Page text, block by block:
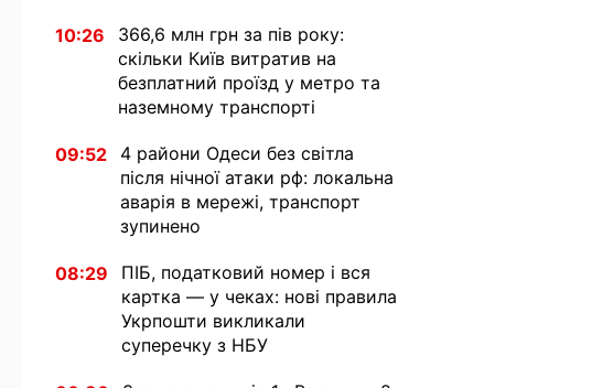
10:26
366,6 млн грн за пів року:
скільки Київ витратив на
безплатний проїзд у метро та
наземному транспорті
09:52
4 райони Одеси без світла
після нічної атаки рф: локальна
аварія в мережі, транспорт
зупинено
08:29
ПІБ, податковий номер і вся
картка — у чеках: нові правила
Укрпошти викликали
суперечку з НБУ